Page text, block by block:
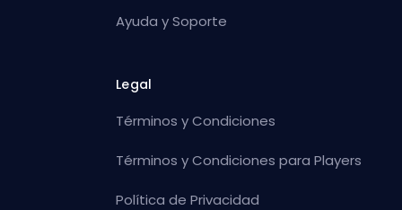
Ayuda y Soporte
Legal
Términos y Condiciones
Términos y Condiciones para Players
Política de Privacidad